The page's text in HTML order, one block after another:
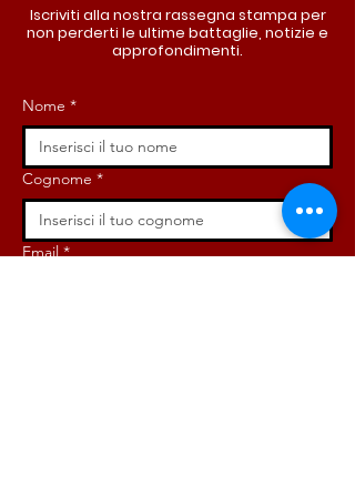
Iscriviti alla nostra rassegna stampa per
non perderti le ultime battaglie, notizie e
approfondimenti.
Nome *
Cognome *
Email *